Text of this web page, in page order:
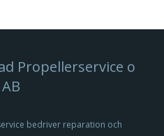
Propellerservice o
bedriver reparation och